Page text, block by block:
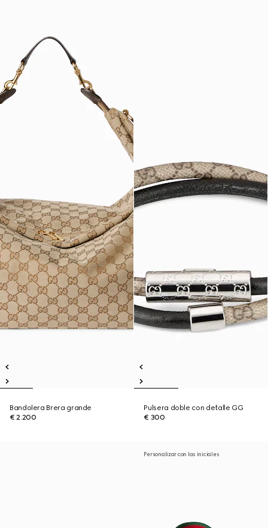
Bandolera Brera grande
€ 2.200
Pulsera doble con detalle GG
€ 300
Personalizar con las iniciales